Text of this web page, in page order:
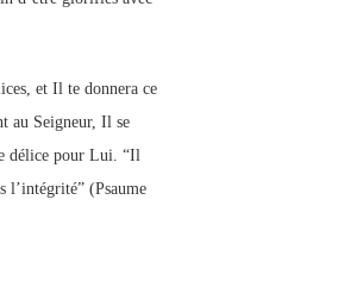
et Il te donnera ce
au Seigneur, Il se
délice pour Lui. “Il
l’intégrité” (Psaume